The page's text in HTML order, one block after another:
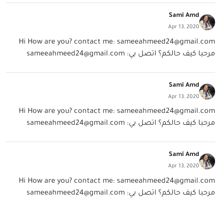
Sami Amd
Apr 13, 2020
Hi How are you? contact me: sameeahmeed24@gmail.com
مرحبا كيف حالكم؟ اتصل بي: sameeahmeed24@gmail.com
Sami Amd
Apr 13, 2020
Hi How are you? contact me: sameeahmeed24@gmail.com
مرحبا كيف حالكم؟ اتصل بي: sameeahmeed24@gmail.com
Sami Amd
Apr 13, 2020
Hi How are you? contact me: sameeahmeed24@gmail.com
مرحبا كيف حالكم؟ اتصل بي: sameeahmeed24@gmail.com